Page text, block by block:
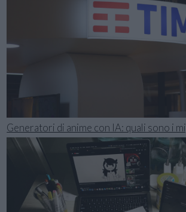
Generatori di anime con IA: quali sono i